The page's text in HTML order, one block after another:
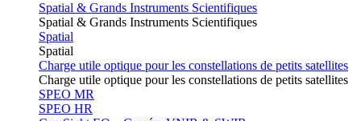
Spatial & Grands Instruments Scientifiques
Spatial & Grands Instruments Scientifiques
Spatial
Spatial
Charge utile optique pour les constellations de petits satellites
Charge utile optique pour les constellations de petits satellites
SPEO MR
SPEO HR